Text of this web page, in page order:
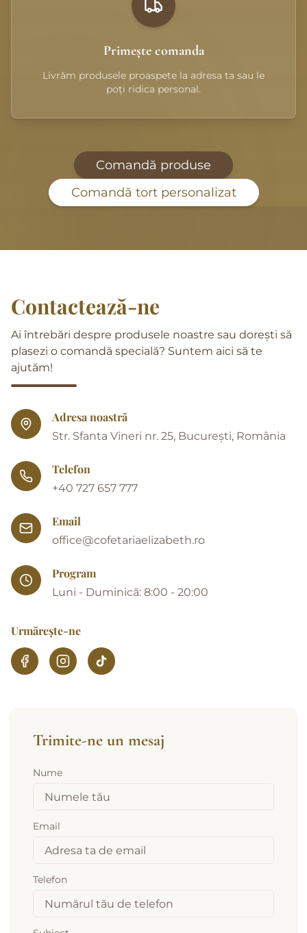
Primește comanda
Livrăm produsele proaspete la adresa ta sau le
poți ridica personal.
Comandă produse
Comandă tort personalizat
Contactează-ne
Ai întrebări despre produsele noastre sau dorești să
plasezi o comandă specială? Suntem aici să te
ajutăm!
Adresa noastră
Str. Sfanta Vineri nr. 25, București, România
Telefon
+40 727 657 777
Email
office@cofetariaelizabeth.ro
Program
Luni - Duminică: 8:00 - 20:00
Urmărește-ne
Trimite-ne un mesaj
Nume
Email
Telefon